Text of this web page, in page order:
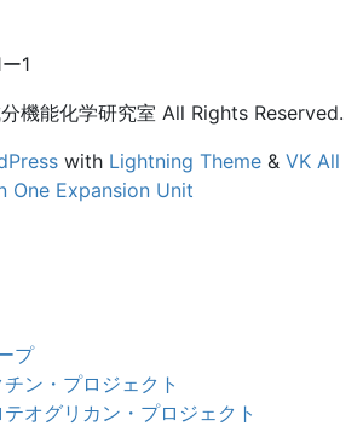
1
機能化学研究室 All Rights Reserved.
with Lightning Theme & VK All
One Expansion Unit
プ
ン・プロジェクト
テオグリカン・プロジェクト